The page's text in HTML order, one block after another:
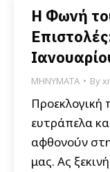
Η Φωνή
ΜΗΝΥΜΑΤΑ By
Προεκλογική
ευτράπελα
αφθονούν
μας. Ας